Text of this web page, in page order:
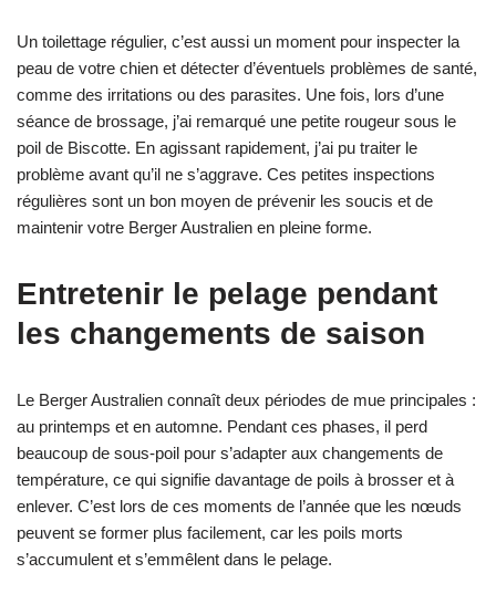
Un toilettage régulier, c’est aussi un moment pour inspecter la
peau de votre chien et détecter d’éventuels problèmes de santé,
comme des irritations ou des parasites. Une fois, lors d’une
séance de brossage, j’ai remarqué une petite rougeur sous le
poil de Biscotte. En agissant rapidement, j’ai pu traiter le
problème avant qu’il ne s’aggrave. Ces petites inspections
régulières sont un bon moyen de prévenir les soucis et de
maintenir votre Berger Australien en pleine forme.
Entretenir le pelage pendant
les changements de saison
Le Berger Australien connaît deux périodes de mue principales :
au printemps et en automne. Pendant ces phases, il perd
beaucoup de sous-poil pour s’adapter aux changements de
température, ce qui signifie davantage de poils à brosser et à
enlever. C’est lors de ces moments de l’année que les nœuds
peuvent se former plus facilement, car les poils morts
s’accumulent et s’emmêlent dans le pelage.